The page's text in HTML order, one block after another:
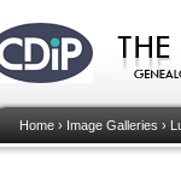
Home› Image Galleries ›